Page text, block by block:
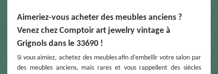
Aimeriez-vous acheter des meubles anciens ?
Venez chez Comptoir art jewelry vintage à
Grignols dans le 33690 !
Si vous aimiez, achetez des meubles afin d’embellir votre salon par
des meubles anciens, mais rares et vous rappellent des siècles